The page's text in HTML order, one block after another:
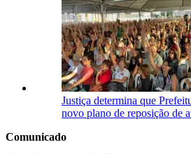
Justiça determina que
novo plano de reposição de
Comunicado